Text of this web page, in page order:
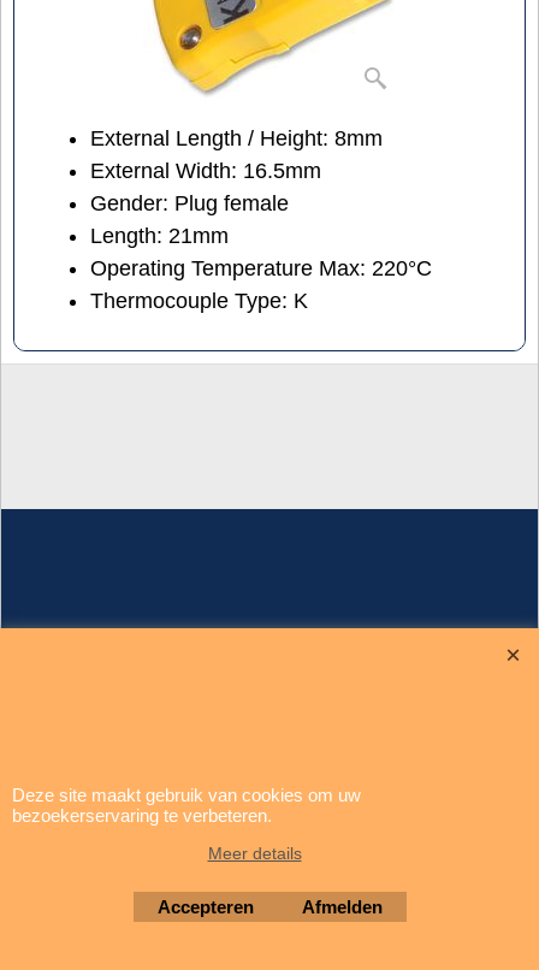
External Length / Height: 8mm
External Width: 16.5mm
Gender: Plug female
Length: 21mm
Operating Temperature Max: 220°C
Thermocouple Type: K
Webwinkel gemaakt met ShopFactory webwinkel software.
Deze site maakt gebruik van cookies om uw
bezoekerservaring te verbeteren.
Meer details
Accepteren Afmelden